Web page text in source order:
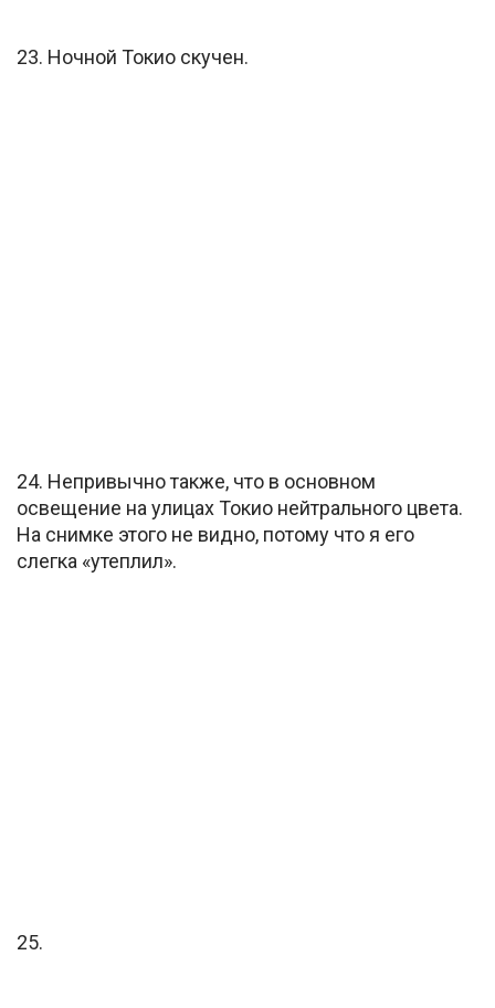
23. Ночной Токио скучен.
24. Непривычно также, что в основном
освещение на улицах Токио нейтрального цвета.
На снимке этого не видно, потому что я его
слегка «утеплил».
25.